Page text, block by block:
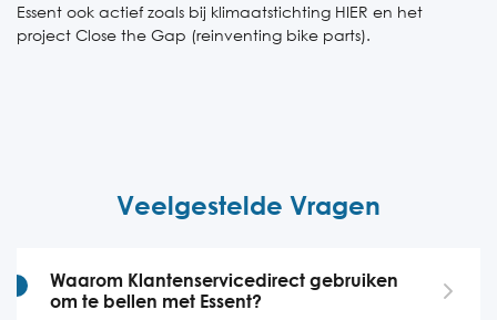
Essent ook actief zoals bij klimaatstichting HIER en het
project Close the Gap (reinventing bike parts).
Veelgestelde Vragen
Waarom Klantenservicedirect gebruiken
om te bellen met Essent?